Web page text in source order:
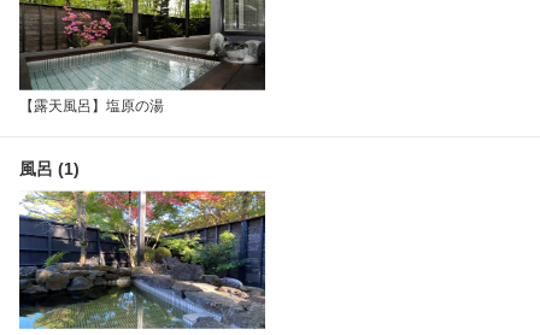
【露天風呂】塩原の湯
風呂 (1)